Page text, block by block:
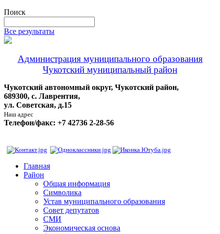
Поиск
Все результаты
Администрация муниципального образования
Чукотский муниципальный район
Чукотский автономный округ, Чукотский район,
689300, с. Лаврентия,
ул. Советская, д.15
Наш адрес
Телефон/факс: +7 42736 2-28-56
Главная
Район
Общая информация
Символика
Устав муниципального образования
Совет депутатов
СМИ
Экономическая основа